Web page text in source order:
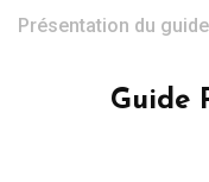
Présentation du guide
Guide